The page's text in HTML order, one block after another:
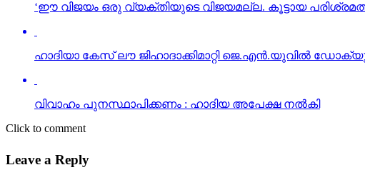
‘ഈ വിജയം ഒരു വ്യക്തിയുടെ വിജയമല്ല. കൂട്ടായ
ഹാദിയാ കേസ് ലൗ ജിഹാദാക്കിമാറ്റി ജെ.എന്‍.യുവില്‍
വിവാഹം പുനസ്ഥാപിക്കണം : ഹാദിയ അപേക്ഷ നല്‍കി
Click to comment
Leave a Reply